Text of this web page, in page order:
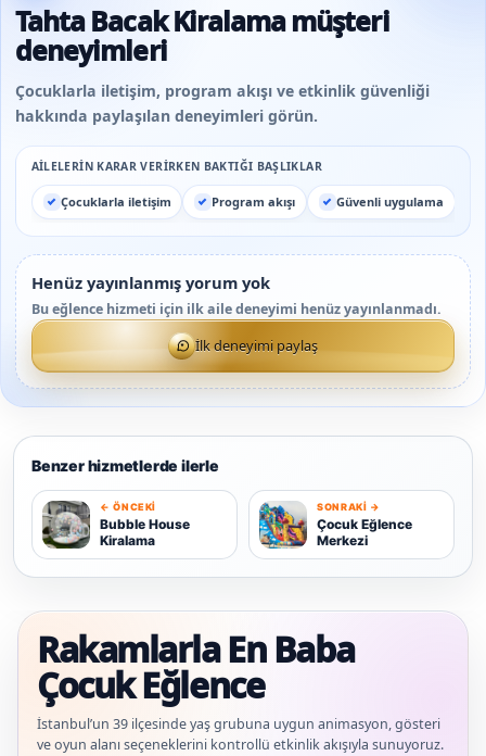
Tahta Bacak Kiralama müşteri
deneyimleri
Çocuklarla iletişim, program akışı ve etkinlik güvenliği
hakkında paylaşılan deneyimleri görün.
AILELERIN KARAR VERIRKEN BAKTIĞI BAŞLIKLAR
Çocuklarla iletişim Program akışı Güvenli uygulama
Henüz yayınlanmış yorum yok
Bu eğlence hizmeti için ilk aile deneyimi henüz yayınlanmadı.
İlk deneyimi paylaş
Benzer hizmetlerde ilerle
B
← ÖNCEKI
Bubble House
Kiralama
Ç
SONRAKI →
Çocuk Eğlence
Merkezi
Rakamlarla En Baba
Çocuk Eğlence
İstanbul’un 39 ilçesinde yaş grubuna uygun animasyon, gösteri
ve oyun alanı seçeneklerini kontrollü etkinlik akışıyla sunuyoruz.